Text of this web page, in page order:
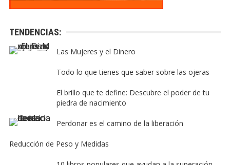
TENDENCIAS:
Las Mujeres y el Dinero
Todo lo que tienes que saber sobre las ojeras
El brillo que te define: Descubre el poder de tu
piedra de nacimiento
Perdonar es el camino de la liberación
Reducción de Peso y Medidas